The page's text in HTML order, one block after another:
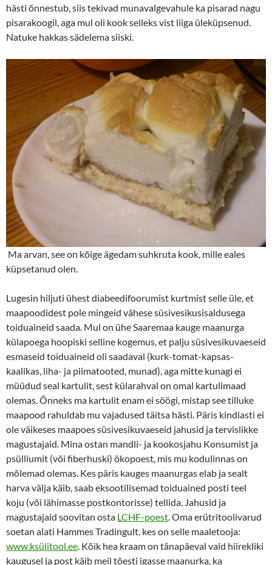
hästi õnnestub, siis tekivad munavalgevahule ka pisarad nagu
pisarakoogil, aga mul oli kook selleks vist liiga üleküpsenud.
Natuke hakkas sädelema siiski.
Ma arvan, see on kõige ägedam suhkruta kook, mille eales
küpsetanud olen.
Lugesin hiljuti ühest diabeedifoorumist kurtmist selle üle, et
maapoodidest pole mingeid vähese süsivesikusisaldusega
toiduaineid saada. Mul on ühe Saaremaa kauge maanurga
külapoega hoopiski selline kogemus, et palju süsivesikuvaeseid
esmaseid toiduaineid oli saadaval (kurk-tomat-kapsas-
kaalikas, liha- ja piimatooted, munad), aga mitte kunagi ei
müüdud seal kartulit, sest külarahval on omal kartulimaad
olemas. Õnneks ma kartulit enam ei söögi, mistap see tilluke
maapood rahuldab mu vajadused täitsa hästi. Päris kindlasti ei
ole väikeses maapoes süsivesikuvaeseid jahusid ja tervislikke
magustajaid. Mina ostan mandli- ja kookosjahu Konsumist ja
psülliumit (või fiberhuski) ökopoest, mis mu kodulinnas on
mõlemad olemas. Kes päris kauges maanurgas elab ja sealt
harva välja käib, saab eksootilisemad toiduained posti teel
koju (või lähimasse postkontorisse) tellida. Jahusid ja
magustajaid soovitan osta LCHF-poest. Oma erütritoolivarud
soetan alati Hammes Tradingult, kes on selle maaletooja:
www.ksülitool.ee. Kõik hea kraam on tänapäeval vaid hiirekliki
kaugusel ja post käib meil tõesti igasse maanurka, ka